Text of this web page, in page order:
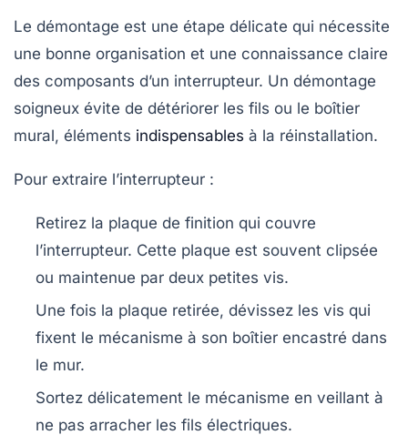
Le démontage est une étape délicate qui nécessite
une bonne organisation et une connaissance claire
des composants d’un interrupteur. Un démontage
soigneux évite de détériorer les fils ou le boîtier
mural, éléments indispensables à la réinstallation.
Pour extraire l’interrupteur :
Retirez la plaque de finition qui couvre
l’interrupteur. Cette plaque est souvent clipsée
ou maintenue par deux petites vis.
Une fois la plaque retirée, dévissez les vis qui
fixent le mécanisme à son boîtier encastré dans
le mur.
Sortez délicatement le mécanisme en veillant à
ne pas arracher les fils électriques.